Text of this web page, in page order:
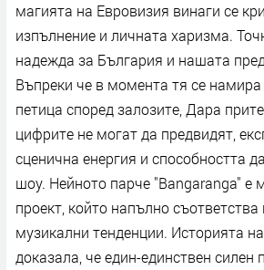
магията на Евровизия винаги се
изпълнение и личната харизма.
надежда за България и нашата
Въпреки че в момента тя се
петица според залозите, Дара
цифрите не могат да предвидят,
сценична енергия и способността
шоу. Нейното парче "Bangaranga" е
проект, който напълно съответства
музикални тенденции. Историята
доказала, че един-единствен